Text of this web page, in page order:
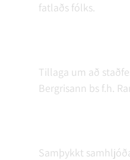
fatlaðs fólks.
Tillaga um að
Bergrisann bs f.h.
Samþykkt